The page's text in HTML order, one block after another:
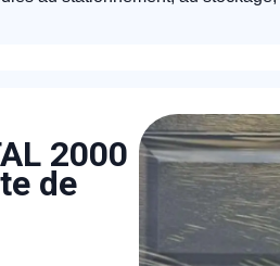
2000
de